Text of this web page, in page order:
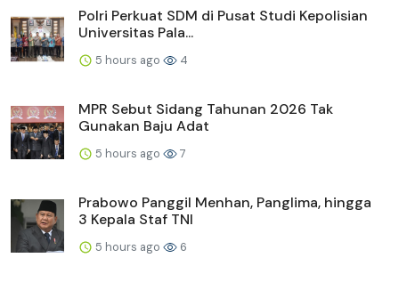
Polri Perkuat SDM di Pusat Studi Kepolisian
Universitas Pala...
5 hours ago 4
MPR Sebut Sidang Tahunan 2026 Tak
Gunakan Baju Adat
5 hours ago 7
Prabowo Panggil Menhan, Panglima, hingga
3 Kepala Staf TNI
5 hours ago 6